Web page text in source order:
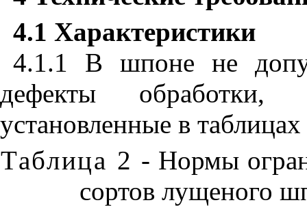
4.1 Характеристики
4.1.1 В шпоне не
дефекты обработки,
установленные в таблицах
Таблица 2 - Нормы
сортов лущеного